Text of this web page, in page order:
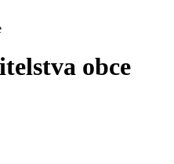
obce